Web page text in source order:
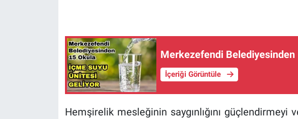
Merkezefendi
İçeriği Görüntüle
Hemşirelik mesleğinin saygınlığını güçlendirmeyi